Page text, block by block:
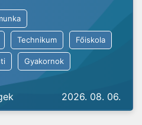
Technikum Főiskola
Gyakornok
2026. 08. 06.